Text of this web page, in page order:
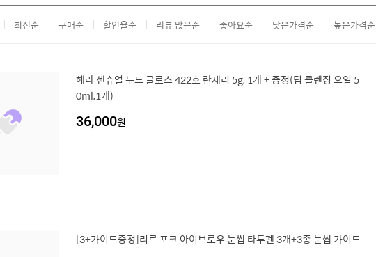
최신순 구매순 할인율순 리뷰 많은순 좋아요순 낮은가격순 높은가격순
헤라 센슈얼 누드 글로스 422호 란제리 5g, 1개 + 증정(딥 클렌징 오일 5
0ml,1개)
36,000원
[3+가이드증정]리르 포크 아이브로우 눈썹 타투펜 3개+3종 눈썹 가이드